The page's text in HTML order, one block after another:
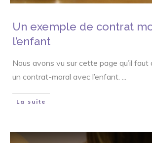
Un exemple de contrat
l’enfant
Nous avons vu sur cette page qu’il
un contrat-moral avec l’enfant.
La suite